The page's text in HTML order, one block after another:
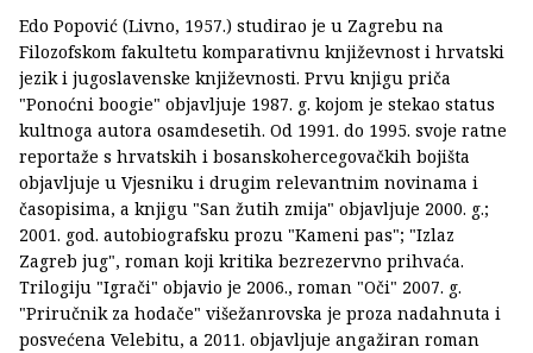
Edo Popović (Livno, 1957.) studirao je u Zagrebu na
Filozofskom fakultetu komparativnu književnost i hrvatski
jezik i jugoslavenske književnosti. Prvu knjigu priča
"Ponoćni boogie" objavljuje 1987. g. kojom je stekao status
kultnoga autora osamdesetih. Od 1991. do 1995. svoje ratne
reportaže s hrvatskih i bosanskohercegovačkih bojišta
objavljuje u Vjesniku i drugim relevantnim novinama i
časopisima, a knjigu "San žutih zmija" objavljuje 2000. g.;
2001. god. autobiografsku prozu "Kameni pas"; "Izlaz
Zagreb jug", roman koji kritika bezrezervno prihvaća.
Trilogiju "Igrači" objavio je 2006., roman "Oči" 2007. g.
"Priručnik za hodače" višežanrovska je proza nadahnuta i
posvećena Velebitu, a 2011. objavljuje angažiran roman